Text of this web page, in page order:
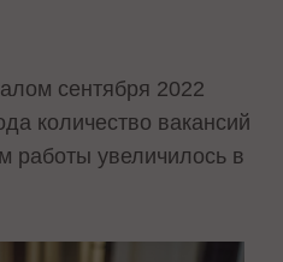
сентября 2022
количество вакансий
работы увеличилось в